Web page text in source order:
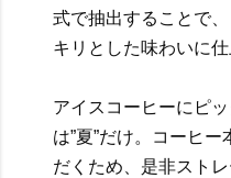
式で抽出することで
キリとした味わいに仕
アイスコーヒーにピ
は”夏”だけ。コーヒ
だくため、是非スト